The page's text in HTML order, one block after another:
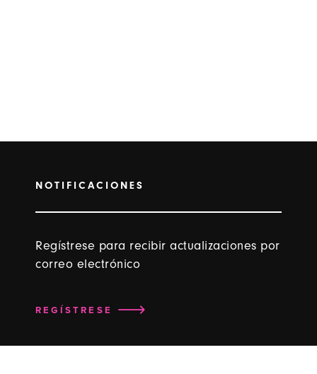
NOTIFICACIONES
Regístrese para recibir actualizaciones por
correo electrónico
REGÍSTRESE